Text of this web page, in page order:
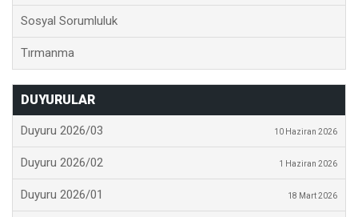
Sosyal Sorumluluk
Tırmanma
DUYURULAR
Duyuru 2026/03 10 Haziran 2026
Duyuru 2026/02 1 Haziran 2026
Duyuru 2026/01 18 Mart 2026